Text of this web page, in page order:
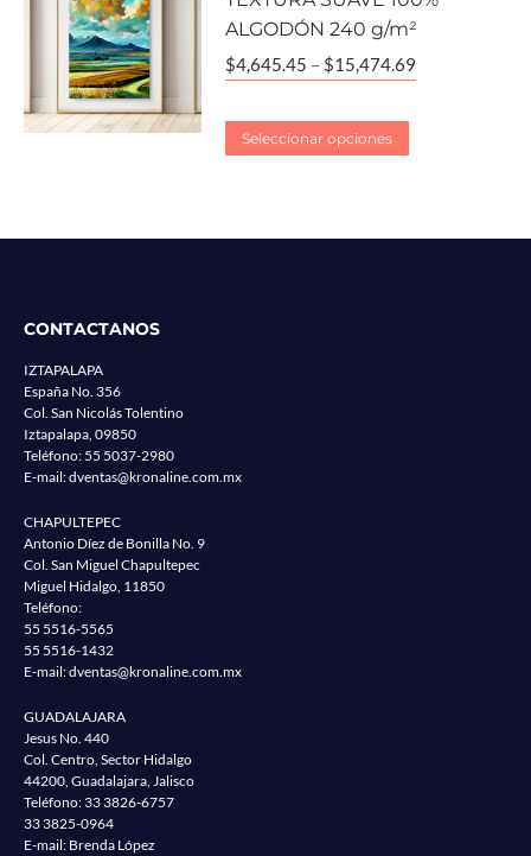
ALGODÓN 240 g/m²
$4,645.45 – $15,474.69
Seleccionar opciones
CONTACTANOS
IZTAPALAPA
España No. 356
Col. San Nicolás Tolentino
Iztapalapa, 09850
Teléfono:55 5037-2980
E-mail:dventas@kronaline.com.mx
CHAPULTEPEC
Antonio Díez de Bonilla No. 9
Col. San Miguel Chapultepec
Miguel Hidalgo, 11850
Teléfono:
55 5516-5565
55 5516-1432
E-mail:dventas@kronaline.com.mx
GUADALAJARA
Jesus No. 440
Col. Centro, Sector Hidalgo
44200, Guadalajara, Jalisco
Teléfono: 33 3826-6757
33 3825-0964
E-mail: Brenda López